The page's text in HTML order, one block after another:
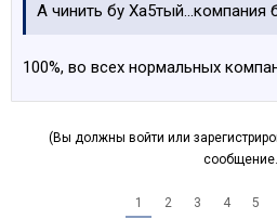
А чинить бу Ха5тый...компания
100%, во всех нормальных
(Вы должны войти или
1 2 3 4 5